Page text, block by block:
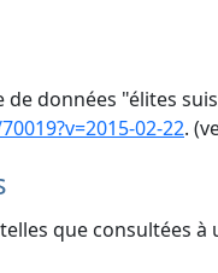
de données "élites
02-22.
que consultées